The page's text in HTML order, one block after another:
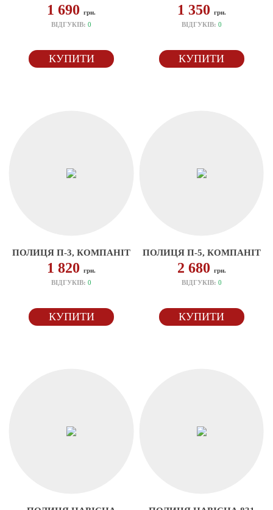
1 690грн.
ВІДГУКІВ:0
КУПИТИ
1 350 грн.
ВІДГУКІВ: 0
КУПИТИ
ПОЛИЦЯ П-3, КОМПАНІТ
1 820грн.
ВІДГУКІВ:0
КУПИТИ
ПОЛИЦЯ П-5, КОМПАНІТ
2 680 грн.
ВІДГУКІВ: 0
КУПИТИ